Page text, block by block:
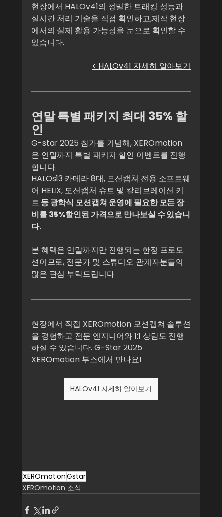
현장에서 HALOv41의 정밀한 트래킹 성능과
실시간 처리 기술을 직접 확인하고,제작 현장
에서의 실제 활용 가능성을 눈으로 확인할 수
있습니다.
< HALOv41 자세히 알아보기
연말 특별 패키지 최대 35% 할
인
G-star 2025 참가를 기념해, XEROmotion
은 연말까지 특별 패키지 할인 이벤트를 진행
합니다.
HALOs13 카메라 8대, 모션캡쳐 전용 소프트웨
어 HELIX, 모션캡처 슈트 및 칼리브레이션 키
트 등 광학식 모션캡쳐 운영에 필요한 모든 장
비를 35%할인된 가격으로 만나보실 수 있습니
다.
본 혜택은 연말까지만 진행되는 한정 프로모
션이므로, 전문가 및 스튜디오 관계자분들의
많은 관심 부탁드립니다
현장에서 직접 XEROmotion 모션캡쳐 솔루션
을 경험하고 전문 엔지니어와 1:1 상담도 진행
하실 수 있습니다. G-Star 2025
XEROmotion 부스에서 만나요!
HALOv41 자세히 알아보기
XEROmotionGstar
XEROmotion 소식